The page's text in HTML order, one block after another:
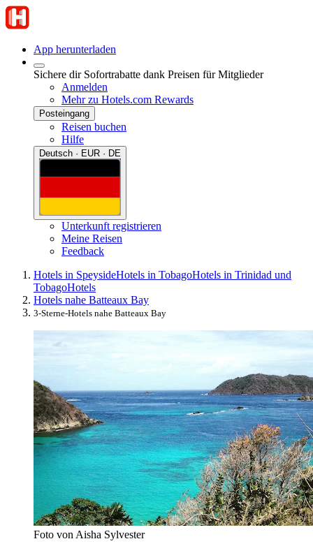
App herunterladen
Sichere dir Sofortrabatte dank Preisen für Mitglieder
Anmelden
Mehr zu Hotels.com Rewards
Posteingang
Reisen buchen
Hilfe
Deutsch · EUR · DE
Unterkunft registrieren
Meine Reisen
Feedback
Hotels in SpeysideHotels in TobagoHotels in Trinidad und
TobagoHotels
Hotels nahe Batteaux Bay
3-Sterne-Hotels nahe Batteaux Bay
Foto von Aisha Sylvester